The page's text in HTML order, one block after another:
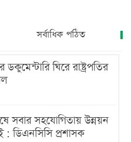
সর্বাধিক পঠিত
ঘিরে রাষ্ট্রপতির
সবার সহযোগিতায় উন্নয়ন
: ডিএনসিসি প্রশাসক